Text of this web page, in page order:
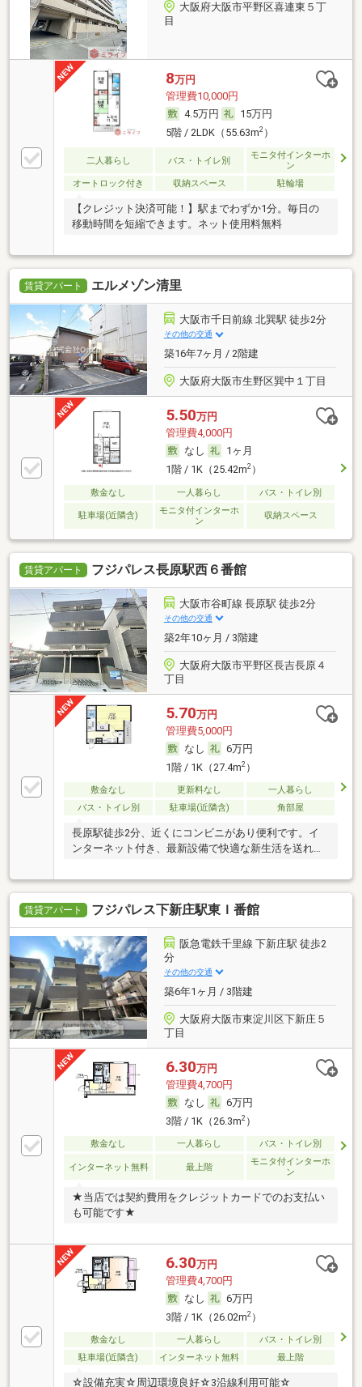
大阪府大阪市平野区喜連東５丁
目
8万円
管理費10,000円
4.5万円
15万円
5階 / 2LDK（55.63m2）
二人暮らし バス・トイレ別
モニタ付インターホ
ン
オートロック付き
収納スペース 駐輪場
【クレジット決済可能！】駅までわずか1分。毎日の
移動時間を短縮できます。ネット使用料無料
賃貸アパート エルメゾン清里
大阪市千日前線 北巽駅 徒歩2分
その他の交通
築16年7ヶ月 / 2階建
大阪府大阪市生野区巽中１丁目
5.50万円
管理費4,000円
なし
1ヶ月
1階 / 1K（25.42m2）
敷金なし 一人暮らし バス・トイレ別
駐車場(近隣含)
モニタ付インターホ
ン
収納スペース
賃貸アパート フジパレス長原駅西６番館
大阪市谷町線 長原駅 徒歩2分
その他の交通
築2年10ヶ月 / 3階建
大阪府大阪市平野区長吉長原４
丁目
5.70万円
管理費5,000円
なし
6万円
1階 / 1K（27.4m2）
敷金なし 更新料なし
一人暮らし
バス・トイレ別
駐車場(近隣含) 角部屋
長原駅徒歩2分、近くにコンビニがあり便利です。イ
ンターネット付き、最新設備で快適な新生活を送れま
賃貸アパート フジパレス下新庄駅東Ｉ番館
阪急電鉄千里線 下新庄駅 徒歩2
分
その他の交通
築6年1ヶ月 / 3階建
大阪府大阪市東淀川区下新庄５
丁目
6.30万円
管理費4,700円
なし
6万円
3階 / 1K（26.3m2）
敷金なし 一人暮らし バス・トイレ別
インターネット無料 最上階
モニタ付インターホ
ン
★当店では契約費用をクレジットカードでのお支払い
も可能です★
6.30万円
管理費4,700円
なし
6万円
3階 / 1K（26.02m2）
敷金なし 一人暮らし
バス・トイレ別
駐車場(近隣含)
インターネット無料 最上階
☆設備充実☆周辺環境良好☆3沿線利用可能☆